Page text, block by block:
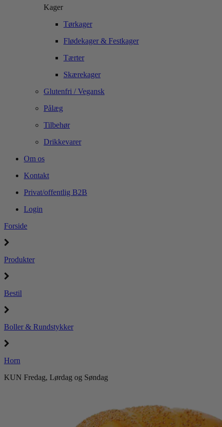
Kager
Tørkager
Flødekager & Festkager
Tærter
Skærekager
Glutenfri / Vegansk
Pålæg
Tilbehør
Drikkevarer
Om os
Kontakt
Privat/offentlig B2B
Login
Forside
Produkter
Bestil
Boller & Rundstykker
Horn
KUN Fredag, Lørdag og Søndag